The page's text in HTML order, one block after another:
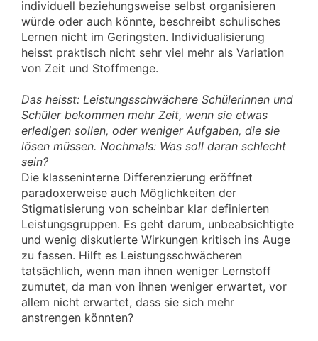
individuell beziehungsweise selbst organisieren
würde oder auch könnte, beschreibt schulisches
Lernen nicht im Geringsten. Individualisierung
heisst praktisch nicht sehr viel mehr als Variation
von Zeit und Stoffmenge.
Das heisst: Leistungsschwächere Schülerinnen und
Schüler bekommen mehr Zeit, wenn sie etwas
erledigen sollen, oder weniger Aufgaben, die sie
lösen müssen. Nochmals: Was soll daran schlecht
sein?
Die klasseninterne Differenzierung eröffnet
paradoxerweise auch Möglichkeiten der
Stigmatisierung von scheinbar klar definierten
Leistungsgruppen. Es geht darum, unbeabsichtigte
und wenig diskutierte Wirkungen kritisch ins Auge
zu fassen. Hilft es Leistungsschwächeren
tatsächlich, wenn man ihnen weniger Lernstoff
zumutet, da man von ihnen weniger erwartet, vor
allem nicht erwartet, dass sie sich mehr
anstrengen könnten?